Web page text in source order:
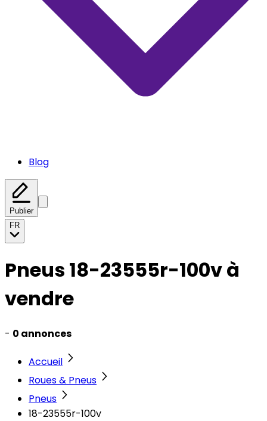
Blog
Publier
FR
Pneus 18-23555r-100v à
vendre
- 0 annonces
Accueil
Roues & Pneus
Pneus
18-23555r-100v